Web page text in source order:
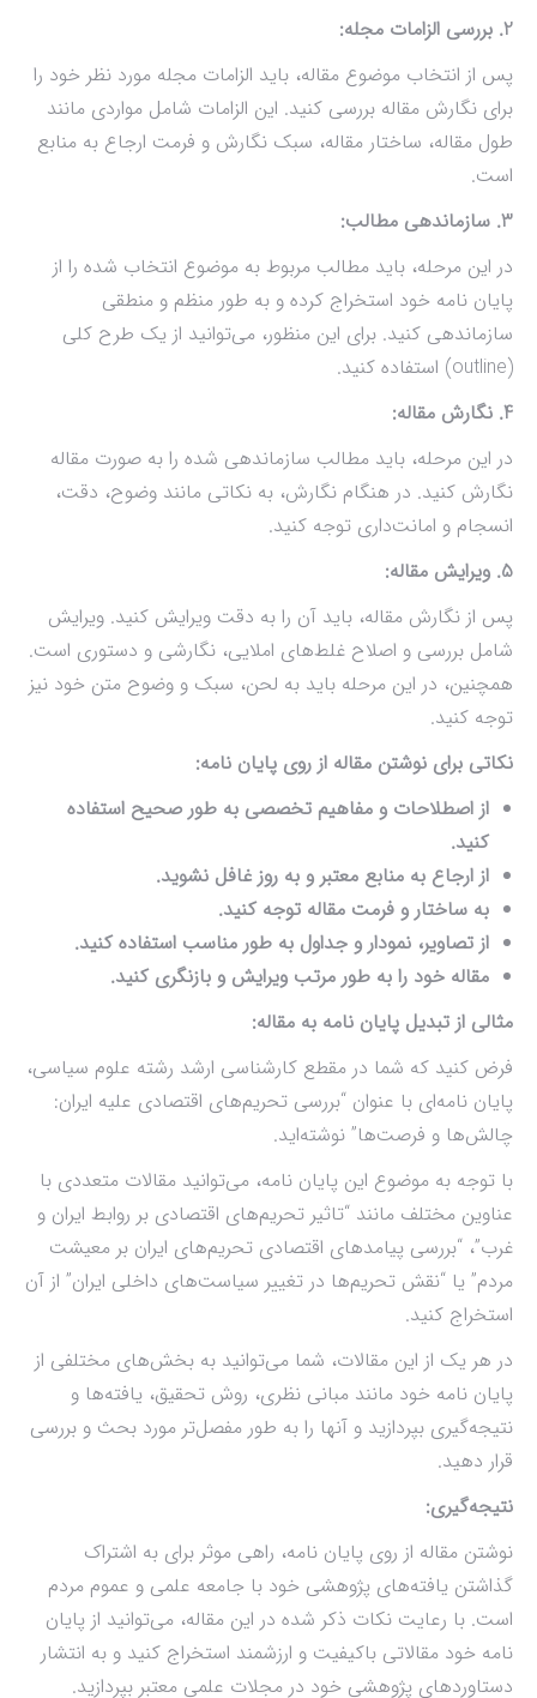
2. بررسی الزامات مجله:
پس از انتخاب موضوع مقاله، باید الزامات مجله مورد نظر خود را
برای نگارش مقاله بررسی کنید. این الزامات شامل مواردی مانند
طول مقاله، ساختار مقاله، سبک نگارش و فرمت ارجاع به منابع
است.
3. سازماندهی مطالب:
در این مرحله، باید مطالب مربوط به موضوع انتخاب شده را از
پایان نامه خود استخراج کرده و به طور منظم و منطقی
سازماندهی کنید. برای این منظور، می‌توانید از یک طرح کلی
(outline) استفاده کنید.
4. نگارش مقاله:
در این مرحله، باید مطالب سازماندهی شده را به صورت مقاله
نگارش کنید. در هنگام نگارش، به نکاتی مانند وضوح، دقت،
انسجام و امانت‌داری توجه کنید.
5. ویرایش مقاله:
پس از نگارش مقاله، باید آن را به دقت ویرایش کنید. ویرایش
شامل بررسی و اصلاح غلط‌های املایی، نگارشی و دستوری است.
همچنین، در این مرحله باید به لحن، سبک و وضوح متن خود نیز
توجه کنید.
نکاتی برای نوشتن مقاله از روی پایان نامه:
از اصطلاحات و مفاهیم تخصصی به طور صحیح استفاده
کنید.
از ارجاع به منابع معتبر و به روز غافل نشوید.
به ساختار و فرمت مقاله توجه کنید.
از تصاویر، نمودار و جداول به طور مناسب استفاده کنید.
مقاله خود را به طور مرتب ویرایش و بازنگری کنید.
مثالی از تبدیل پایان نامه به مقاله:
فرض کنید که شما در مقطع کارشناسی ارشد رشته علوم سیاسی،
پایان نامه‌ای با عنوان “بررسی تحریم‌های اقتصادی علیه ایران:
چالش‌ها و فرصت‌ها” نوشته‌اید.
با توجه به موضوع این پایان نامه، می‌توانید مقالات متعددی با
عناوین مختلف مانند “تاثیر تحریم‌های اقتصادی بر روابط ایران و
غرب”، “بررسی پیامدهای اقتصادی تحریم‌های ایران بر معیشت
مردم” یا “نقش تحریم‌ها در تغییر سیاست‌های داخلی ایران” از آن
استخراج کنید.
در هر یک از این مقالات، شما می‌توانید به بخش‌های مختلفی از
پایان نامه خود مانند مبانی نظری، روش تحقیق، یافته‌ها و
نتیجه‌گیری بپردازید و آنها را به طور مفصل‌تر مورد بحث و بررسی
قرار دهید.
نتیجه‌گیری:
نوشتن مقاله از روی پایان نامه، راهی موثر برای به اشتراک
گذاشتن یافته‌های پژوهشی خود با جامعه علمی و عموم مردم
است. با رعایت نکات ذکر شده در این مقاله، می‌توانید از پایان
نامه خود مقالاتی باکیفیت و ارزشمند استخراج کنید و به انتشار
دستاوردهای پژوهشی خود در مجلات علمی معتبر بپردازید.